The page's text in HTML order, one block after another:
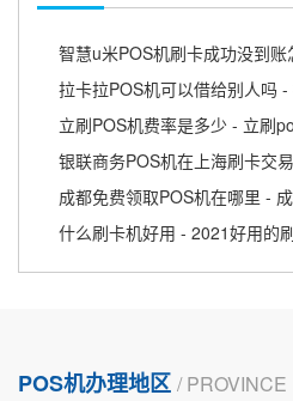
立刷POS机费率是多少 - 立刷
银联商务POS机在上海刷卡交
成都免费领取POS机在哪里 -
什么刷卡机好用 - 2021好用的
POS机办理地区 / PROVINCE